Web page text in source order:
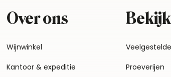
Over ons
Wijnwinkel
Kantoor & expeditie
Proeverijen